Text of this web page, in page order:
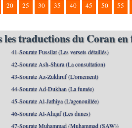
20 25 30 35 40 45 50 55
traductions du Coran
41-Sourate Fussilat (Les versets détaillés)
42-Sourate Ash-Shura (La consultation)
43-Sourate Az-Zukhruf (L'ornement)
44-Sourate Ad-Dukhan (La fumée)
45-Sourate Al-Jathiya (L'agenouillée)
46-Sourate Al-Ahqaf (Les dunes)
47-Sourate Muhammad (Muhammad (SAW))